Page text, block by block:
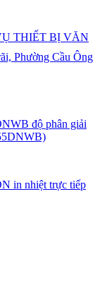
THIẾT BỊ VĂN
Phường Cầu Ông
độ phân giải
in nhiệt trực tiếp